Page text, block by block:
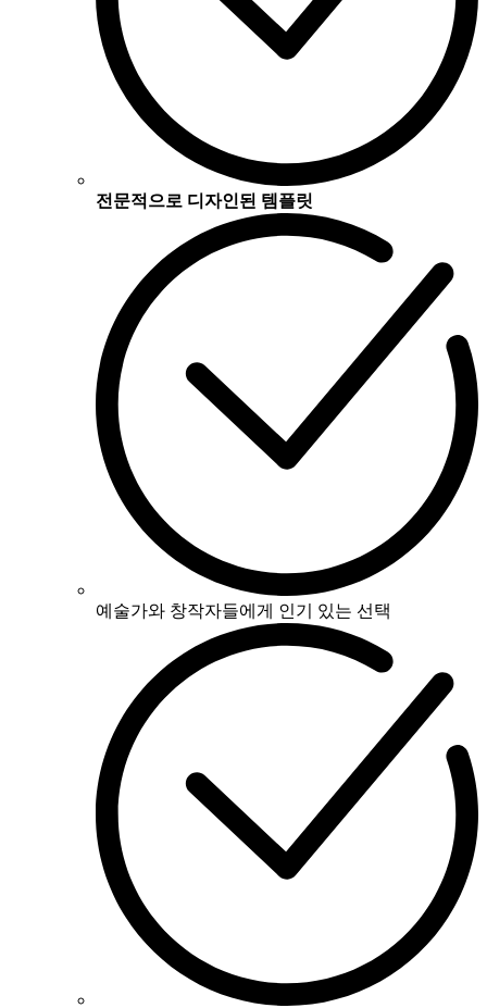
전문적으로 디자인된 템플릿
예술가와 창작자들에게 인기 있는 선택